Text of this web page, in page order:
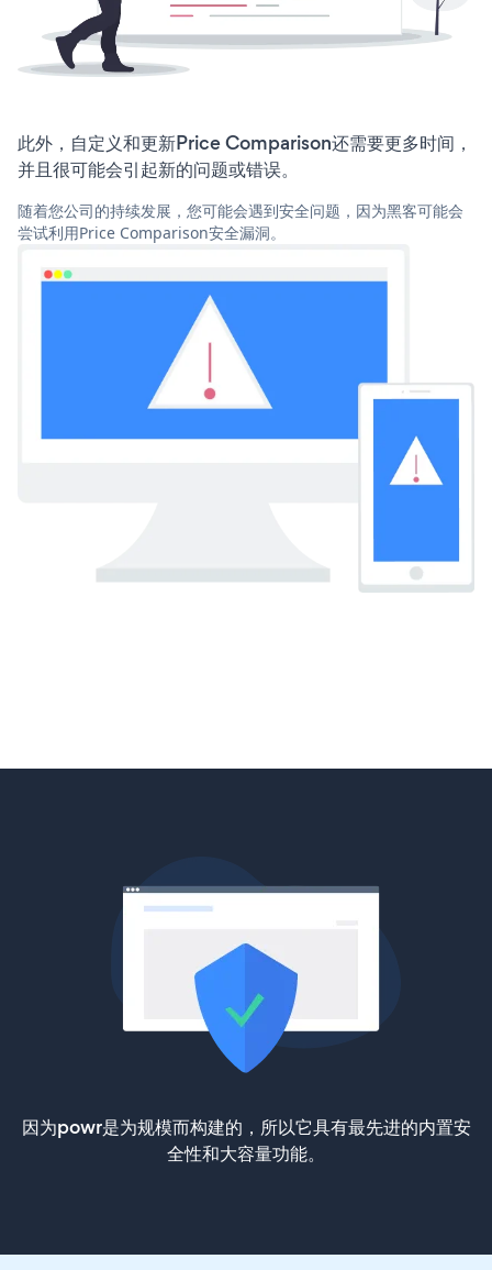
此外，自定义和更新Price Comparison还需要更多时间，
并且很可能会引起新的问题或错误。
随着您公司的持续发展，您可能会遇到安全问题，因为黑客可能会
尝试利用Price Comparison安全漏洞。
因为powr是为规模而构建的，所以它具有最先进的内置安
全性和大容量功能。